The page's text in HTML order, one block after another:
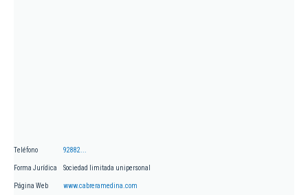
Teléfono 92882...
Forma Jurídica Sociedad limitada unipersonal
Página Web www.cabreramedina.com